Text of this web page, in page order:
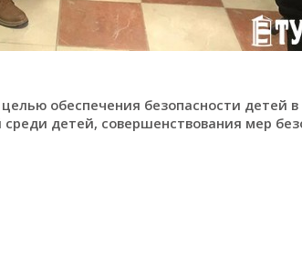
обеспечения безопасности детей в
детей, совершенствования мер